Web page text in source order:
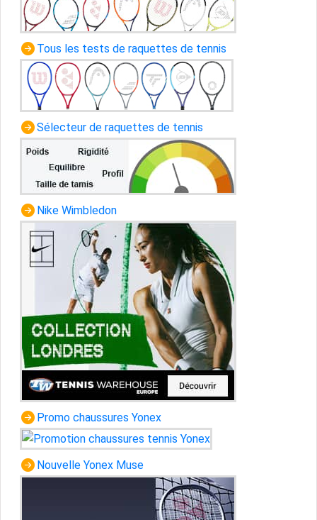
Tous les tests de raquettes de tennis
Sélecteur de raquettes de tennis
Nike Wimbledon
Promo chaussures Yonex
Nouvelle Yonex Muse